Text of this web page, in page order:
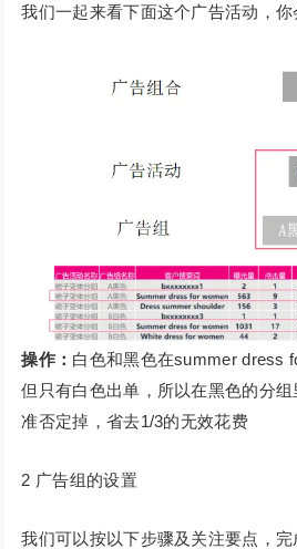
我们一起来看下面这个广告活动，你
操作： 白色和黑色在summer dress
但只有白色出单，所以在黑色的分
准否定掉，省去1/3的无效花费
2 广告组的设置
我们可以按以下步骤及关注要点，完